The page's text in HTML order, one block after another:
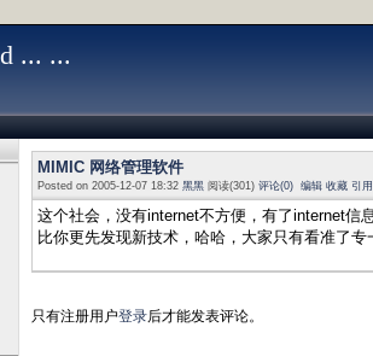
... ...
MIMIC 网络管理软件
Posted on 2005-12-07 18:32 黑黑 阅读(301) 评论(0) 编辑 收藏 引用
这个社会，没有internet不方便，有了internet信
比你更先发现新技术，哈哈，大家只有看准了专
只有注册用户登录后才能发表评论。